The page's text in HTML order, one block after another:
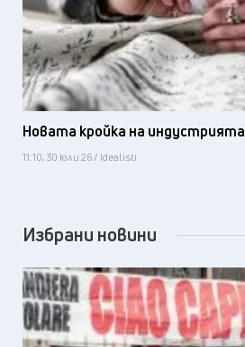
Новата кройка на индустрията
11:10, 30 юли 26 / Idealisti
Избрани новини